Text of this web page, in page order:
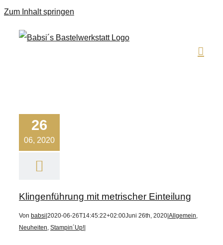
Zum Inhalt springen
26
06, 2020
Klingenführung mit metrischer Einteilung
Von babsi 2020-06-26T14:45:22+02:00Juni 26th, 2020 Allgemein,
Neuheiten, Stampin´Up!